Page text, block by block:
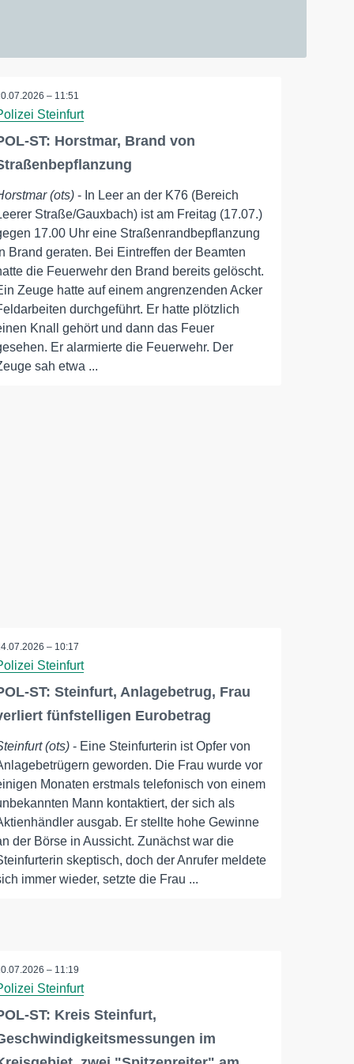
– 11:51
Steinfurt
ST: Horstmar, Brand von
(ots) - In Leer an der K76 (Bereich
Straße/Gauxbach) ist am Freitag (17.07.)
17.00 Uhr eine Straßenrandbepflanzung
Brand geraten. Bei Eintreffen der Beamten
die Feuerwehr den Brand bereits gelöscht.
Zeuge hatte auf einem angrenzenden Acker
durchgeführt. Er hatte plötzlich
Knall gehört und dann das Feuer
Er alarmierte die Feuerwehr. Der
sah etwa ...
– 10:17
Steinfurt
ST: Steinfurt, Anlagebetrug, Frau
fünfstelligen Eurobetrag
(ots) - Eine Steinfurterin ist Opfer von
geworden. Die Frau wurde vor
Monaten erstmals telefonisch von einem
Mann kontaktiert, der sich als
ausgab. Er stellte hohe Gewinne
der Börse in Aussicht. Zunächst war die
skeptisch, doch der Anrufer meldete
immer wieder, setzte die Frau ...
– 11:19
Steinfurt
ST: Kreis Steinfurt,
im